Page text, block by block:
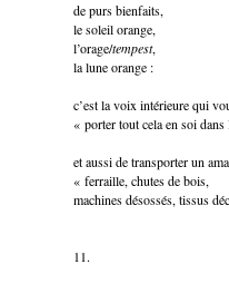
de purs bienfaits,
le soleil orange,
l’orage/tempest,
la lune orange :
c’est la voix intérieure qui
« porter tout cela en soi
et aussi de transporter un
« ferraille, chutes de bois,
machines désossés, tissus
11.